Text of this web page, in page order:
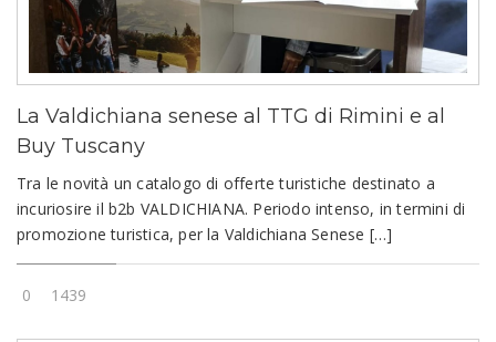
La Valdichiana senese al TTG di Rimini e al
Buy Tuscany
Tra le novità un catalogo di offerte turistiche destinato a
incuriosire il b2b VALDICHIANA. Periodo intenso, in termini di
promozione turistica, per la Valdichiana Senese […]
0 1439